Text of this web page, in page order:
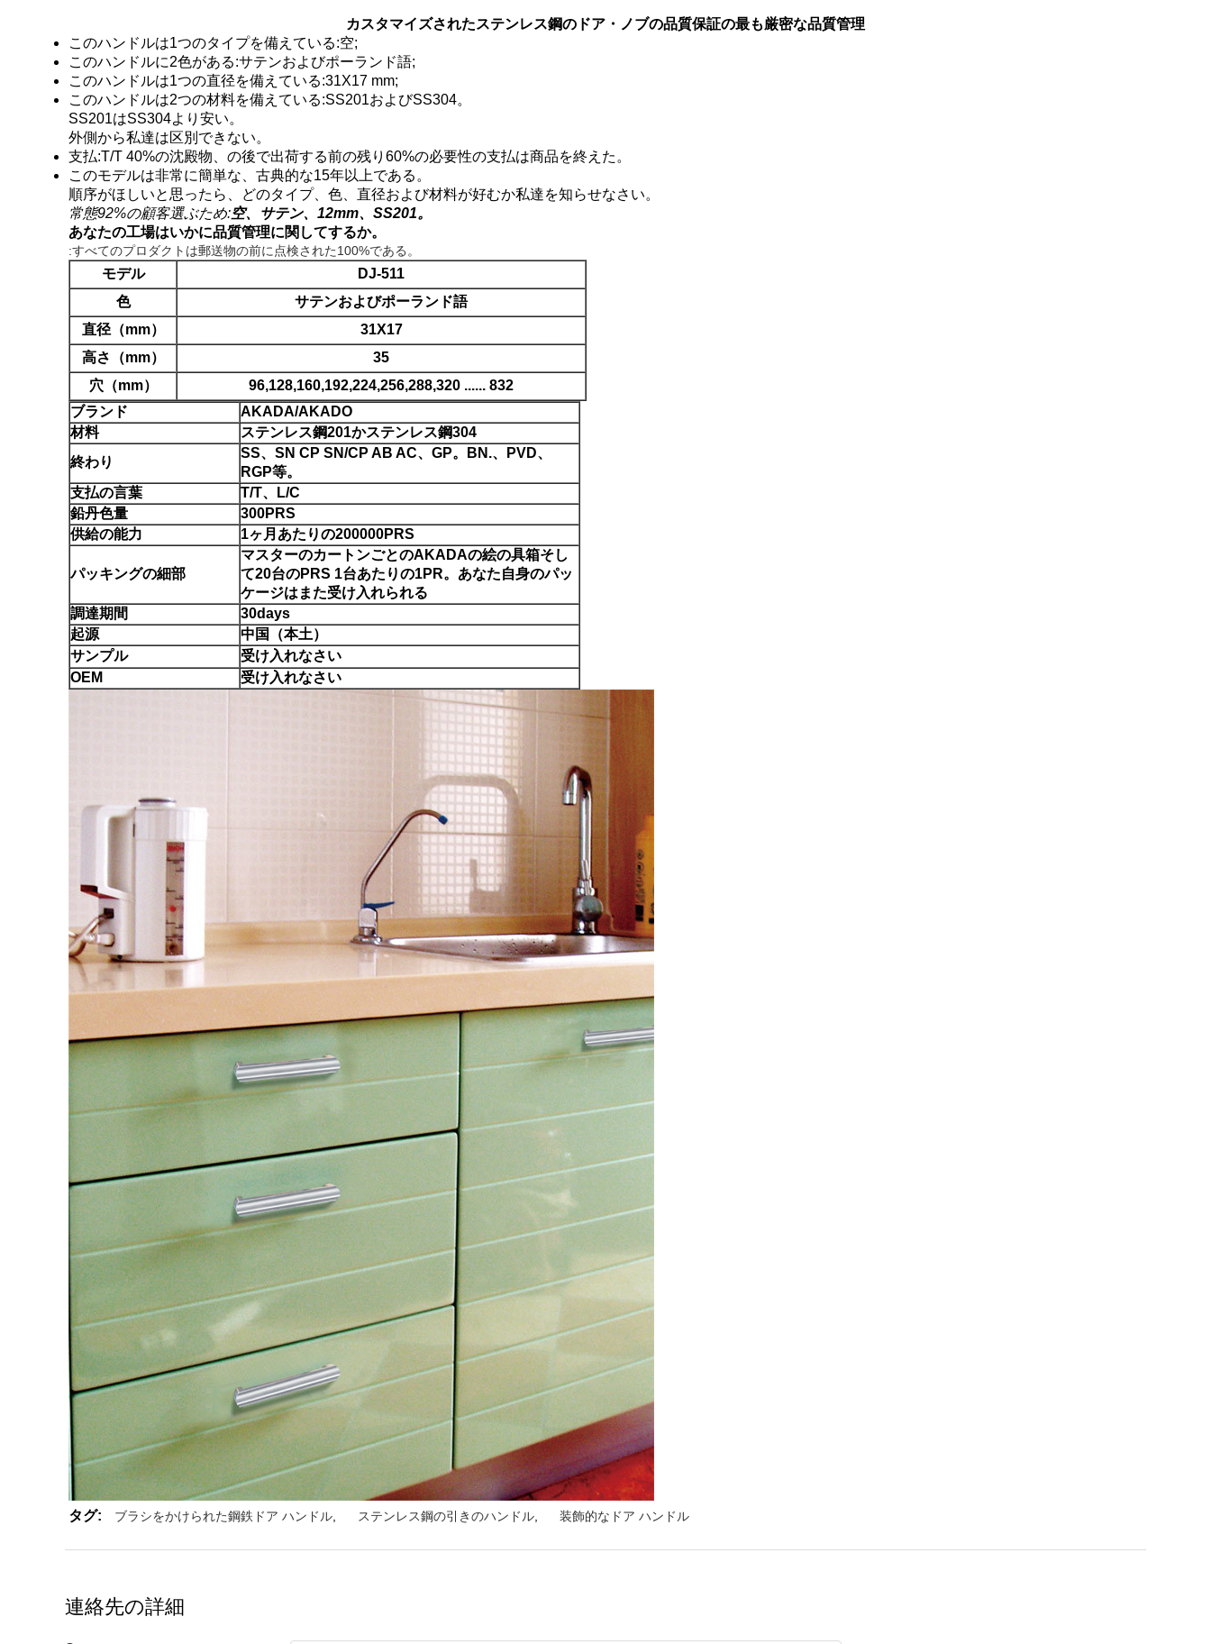
カスタマイズされたステンレス鋼のドア・ノブの品質保証の最も厳密な品質管理
このハンドルは1つのタイプを備えている:空;
このハンドルに2色がある:サテンおよびポーランド語;
このハンドルは1つの直径を備えている:31X17 mm;
このハンドルは2つの材料を備えている:SS201およびSS304。
SS201はSS304より安い。
外側から私達は区別できない。
支払:T/T 40%の沈殿物、の後で出荷する前の残り60%の必要性の支払は商品を終えた。
このモデルは非常に簡単な、古典的な15年以上である。
順序がほしいと思ったら、どのタイプ、色、直径および材料が好むか私達を知らせなさい。
常態92%の顧客選ぶため:空、サテン、12mm、SS201。
あなたの工場はいかに品質管理に関してするか。
:すべてのプロダクトは郵送物の前に点検された100%である。
モデル
DJ-511
色
サテンおよびポーランド語
直径（mm）
31X17
高さ（mm）
35
穴（mm）
96,128,160,192,224,256,288,320 ...... 832
ブランド
AKADA/AKADO
材料
ステンレス鋼201かステンレス鋼304
終わり
SS、SN CP SN/CP AB AC、GP。BN.、PVD、
RGP等。
支払の言葉
T/T、L/C
鉛丹色量
300PRS
供給の能力
1ヶ月あたりの200000PRS
パッキングの細部
マスターのカートンごとのAKADAの絵の具箱そし
て20台のPRS 1台あたりの1PR。あなた自身のパッ
ケージはまた受け入れられる
調達期間
30days
起源
中国（本土）
サンプル
受け入れなさい
OEM
受け入れなさい
タグ: ブラシをかけられた鋼鉄ドア ハンドル ステンレス鋼の引きのハンドル 装飾的なドア ハンドル
連絡先の詳細